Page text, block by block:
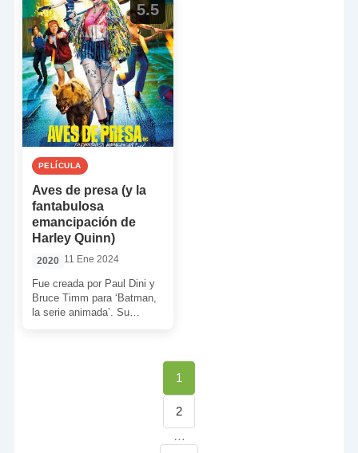
5.5
PELÍCULA
Aves de presa (y la
fantabulosa
emancipación de
Harley Quinn)
2020 11 Ene 2024
Fue creada por Paul Dini y
Bruce Timm para ‘Batman,
la serie animada’. Su
Página
1
Página
2
…